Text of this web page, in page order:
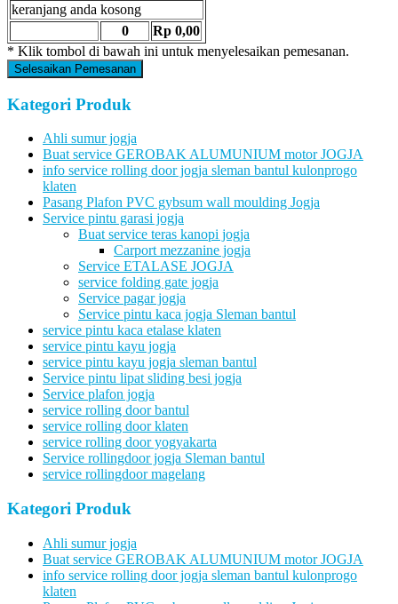
0 Rp 0,00
keranjang anda kosong
* Klik tombol di bawah ini untuk menyelesaikan pemesanan.
Selesaikan Pemesanan
Kategori Produk
Ahli sumur jogja
Buat service GEROBAK ALUMUNIUM motor JOGJA
info service rolling door jogja sleman bantul kulonprogo
klaten
Pasang Plafon PVC gybsum wall moulding Jogja
Service pintu garasi jogja
Buat service teras kanopi jogja
Carport mezzanine jogja
Service ETALASE JOGJA
service folding gate jogja
Service pagar jogja
Service pintu kaca jogja Sleman bantul
service pintu kaca etalase klaten
service pintu kayu jogja
service pintu kayu jogja sleman bantul
Service pintu lipat sliding besi jogja
Service plafon jogja
service rolling door bantul
service rolling door klaten
service rolling door yogyakarta
Service rollingdoor jogja Sleman bantul
service rollingdoor magelang
Kategori Produk
Ahli sumur jogja
Buat service GEROBAK ALUMUNIUM motor JOGJA
info service rolling door jogja sleman bantul kulonprogo
klaten